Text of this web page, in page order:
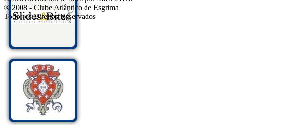
® 2008 - Clube Atlântico de Esgrima
Todos os Direitos Reservados